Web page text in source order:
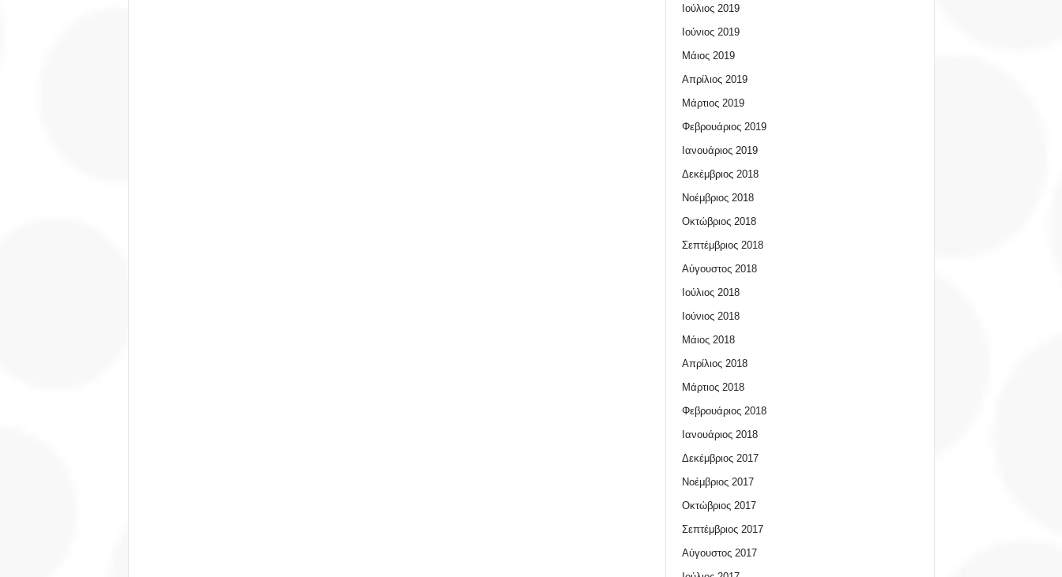
Ιούλιος 2019
Ιούνιος 2019
Μάιος 2019
Απρίλιος 2019
Μάρτιος 2019
Φεβρουάριος 2019
Ιανουάριος 2019
Δεκέμβριος 2018
Νοέμβριος 2018
Οκτώβριος 2018
Σεπτέμβριος 2018
Αύγουστος 2018
Ιούλιος 2018
Ιούνιος 2018
Μάιος 2018
Απρίλιος 2018
Μάρτιος 2018
Φεβρουάριος 2018
Ιανουάριος 2018
Δεκέμβριος 2017
Νοέμβριος 2017
Οκτώβριος 2017
Σεπτέμβριος 2017
Αύγουστος 2017